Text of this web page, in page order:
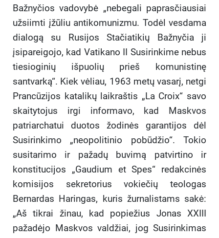
Bažnyčios vadovybė „nebegali paprasčiausiai
užsiimti įžūliu antikomunizmu. Todėl vesdama
dialogą su Rusijos Stačiatikių Bažnyčia ji
įsipareigojo, kad Vatikano II Susirinkime nebus
tiesioginių išpuolių prieš komunistinę
santvarką“. Kiek vėliau, 1963 metų vasarį, netgi
Prancūzijos katalikų laikraštis „La Croix“ savo
skaitytojus irgi informavo, kad Maskvos
patriarchatui duotos žodinės garantijos dėl
Susirinkimo „neopolitinio pobūdžio“. Tokio
susitarimo ir pažadų buvimą patvirtino ir
konstitucijos „Gaudium et Spes“ redakcinės
komisijos sekretorius vokiečių teologas
Bernardas Haringas, kuris žurnalistams sakė:
„Aš tikrai žinau, kad popiežius Jonas XXIII
pažadėjo Maskvos valdžiai, jog Susirinkimas